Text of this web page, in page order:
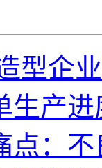
企
生产
点：